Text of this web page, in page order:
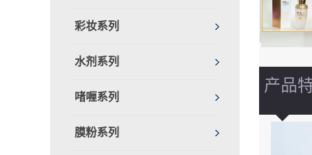
彩妆系列
水剂系列
啫喱系列
膜粉系列
产品